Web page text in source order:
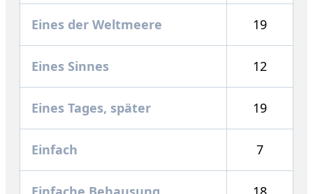
Eines der Weltmeere 19
Eines Sinnes 12
Eines Tages, später 19
Einfach 7